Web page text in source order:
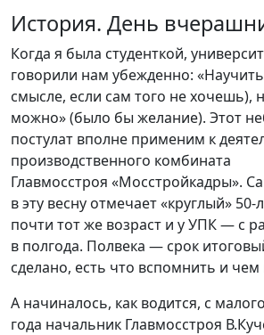
История. День
Когда я была студенткой,
говорили нам убежденно: «
смысле, если сам того не хочешь),
можно»(было бы желание). Этот
постулат вполне применим к
производственного комбината
Главмосстроя «Мосстройкадры».
в эту весну отмечает«круглый»
почти тот же возраст и у УПК — с
в полгода. Полвека — срок
сделано, есть что вспомнить и чем
А начиналось, как водится, с
года начальник Главмосстроя